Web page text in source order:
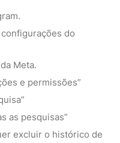
do
Meta.
e permissões”
as pesquisas”
excluir o histórico de